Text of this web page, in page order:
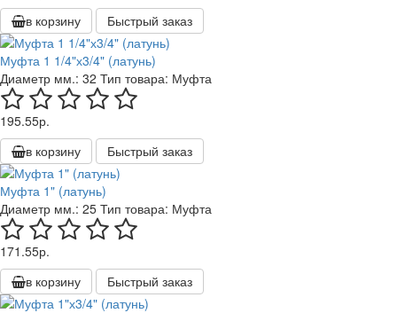
в корзину
Быстрый заказ
Муфта 1 1/4"х3/4" (латунь)
Диаметр мм.: 32 Тип товара: Муфта
195.55р.
в корзину
Быстрый заказ
Муфта 1" (латунь)
Диаметр мм.: 25 Тип товара: Муфта
171.55р.
в корзину
Быстрый заказ